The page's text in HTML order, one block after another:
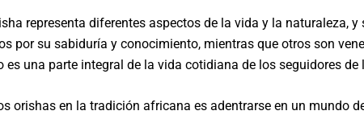
representa diferentes aspectos de la vida y la naturaleza,
por su sabiduría y conocimiento, mientras que otros son
una parte integral de la vida cotidiana de los seguidores de
orishas en la tradición africana es adentrarse en un mundo